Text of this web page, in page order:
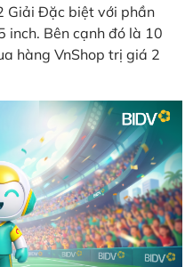
Giải Đặc biệt với phần
inch. Bên cạnh đó là 10
hàng VnShop trị giá 2